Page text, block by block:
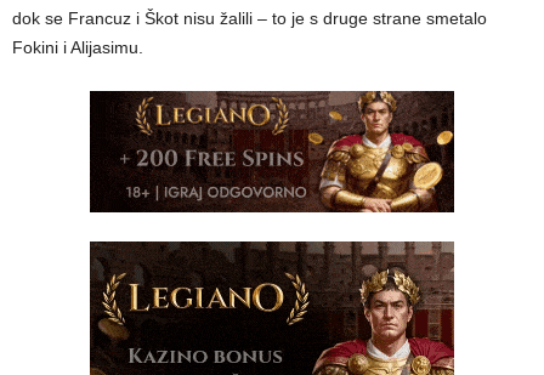
dok se Francuz i Škot nisu žalili – to je s druge strane smetalo
Fokini i Alijasimu.